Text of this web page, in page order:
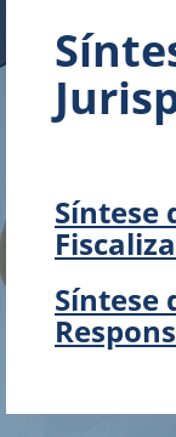
Síntese
Síntese